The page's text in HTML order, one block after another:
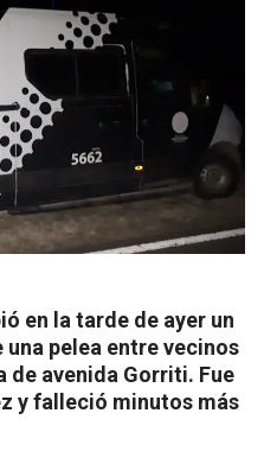
en la tarde de ayer un
pelea entre vecinos
de avenida Gorriti. Fue
y falleció minutos más